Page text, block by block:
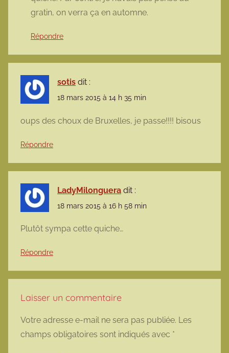
gratin, on verra ça en automne.
Répondre
sotis dit :
18 mars 2015 à 14 h 35 min
oups des choux de Bruxelles, je passe!!!! bisous
Répondre
LadyMilonguera dit :
18 mars 2015 à 16 h 58 min
Plutôt sympa cette quiche…
Répondre
Laisser un commentaire
Votre adresse e-mail ne sera pas publiée. Les
champs obligatoires sont indiqués avec *